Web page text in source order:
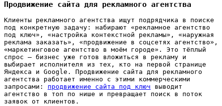
Продвижение сайта для рекламного агентства
Клиенты рекламного агентства ищут подрядчика в поиске
под конкретную задачу: набирают «рекламное агентство
под ключ», «настройка контекстной рекламы», «наружная
реклама заказать», «продвижение в соцсетях агентство»,
«маркетинговое агентство в моём городе». Это тёплый
спрос — бизнес уже готов вложиться в рекламу и
выбирает исполнителя из тех, кто на первой странице
Яндекса и Google. Продвижение сайта для рекламного
агентства работает именно с этими коммерческими
запросами: продвижение сайта под ключ выводит
агентство в топ по нише и превращает поиск в поток
заявок от клиентов.